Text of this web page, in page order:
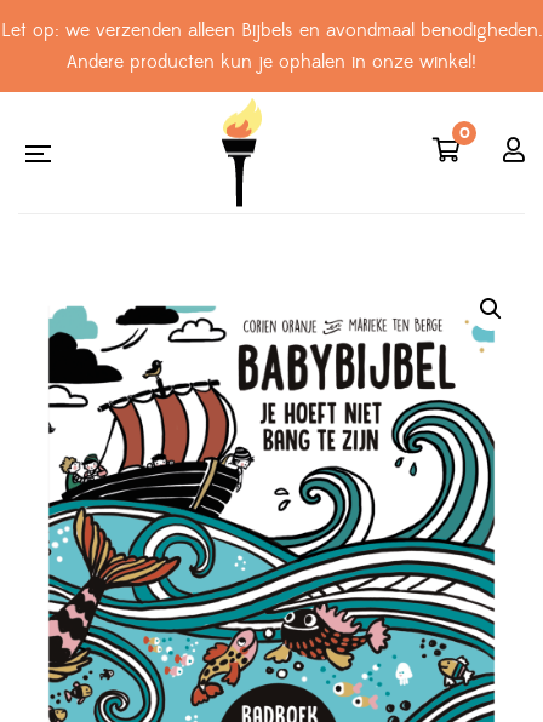
Let op: we verzenden alleen Bijbels en avondmaal benodigheden.
Andere producten kun je ophalen in onze winkel!
0